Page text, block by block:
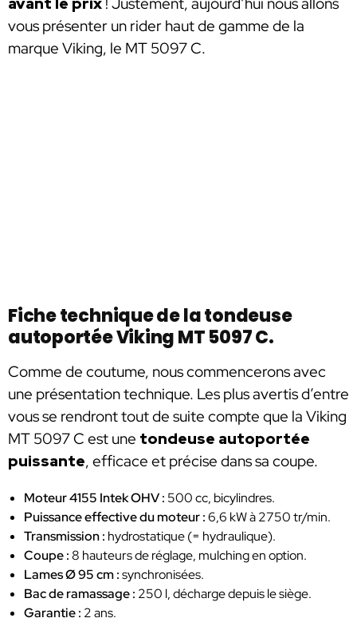
vous présenter un rider haut de gamme de la
marque Viking, le MT 5097 C.
Fiche technique de la tondeuse
autoportée Viking MT 5097 C.
Comme de coutume, nous commencerons avec
une présentation technique. Les plus avertis d’entre
vous se rendront tout de suite compte que la Viking
MT 5097 C est une tondeuse autoportée
puissante, efficace et précise dans sa coupe.
Moteur 4155 Intek OHV : 500 cc, bicylindres.
Puissance effective du moteur :6,6 kW à 2750 tr/min.
Transmission : hydrostatique (= hydraulique).
Coupe :8 hauteurs de réglage, mulching en option.
Lames Ø 95 cm :synchronisées.
Bac de ramassage : 250 l, décharge depuis le siège.
Garantie : 2 ans.